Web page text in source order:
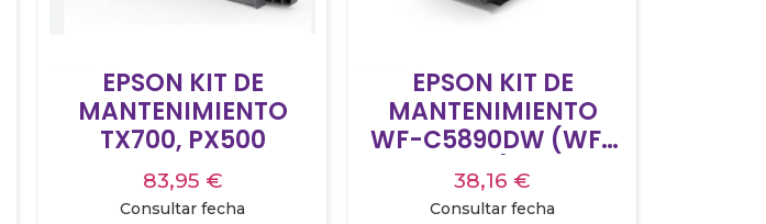
EPSON KIT DE
MANTENIMIENTO
TX700, PX500
83,95 €
Consultar fecha
EPSON KIT DE
MANTENIMIENTO
WF-C5890DW (WF-
C5890DWF), WF PRO
WF-C5390DW
38,16 €
Consultar fecha